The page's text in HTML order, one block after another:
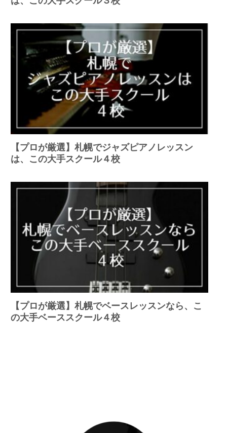
【プロが厳選】札幌でジャズピアノレッスン
は、この大手スクール４校
【プロが厳選】札幌でベースレッスンなら、こ
の大手ベーススクール４校